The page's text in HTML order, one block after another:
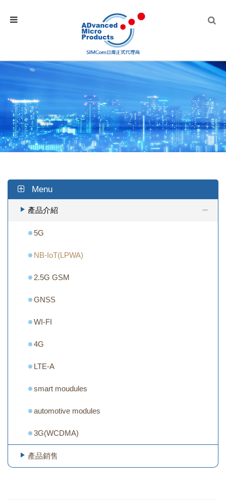
Menu
產品介紹
5G
NB-IoT(LPWA)
2.5G GSM
GNSS
WI-FI
4G
LTE-A
smart moudules
automotive modules
3G(WCDMA)
產品銷售